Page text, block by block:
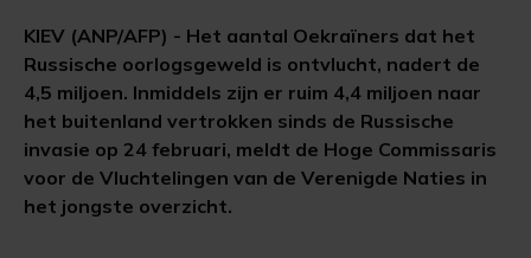
KIEV (ANP/AFP) - Het aantal Oekraïners dat het
Russische oorlogsgeweld is ontvlucht, nadert de
4,5 miljoen. Inmiddels zijn er ruim 4,4 miljoen naar
het buitenland vertrokken sinds de Russische
invasie op 24 februari, meldt de Hoge Commissaris
voor de Vluchtelingen van de Verenigde Naties in
het jongste overzicht.